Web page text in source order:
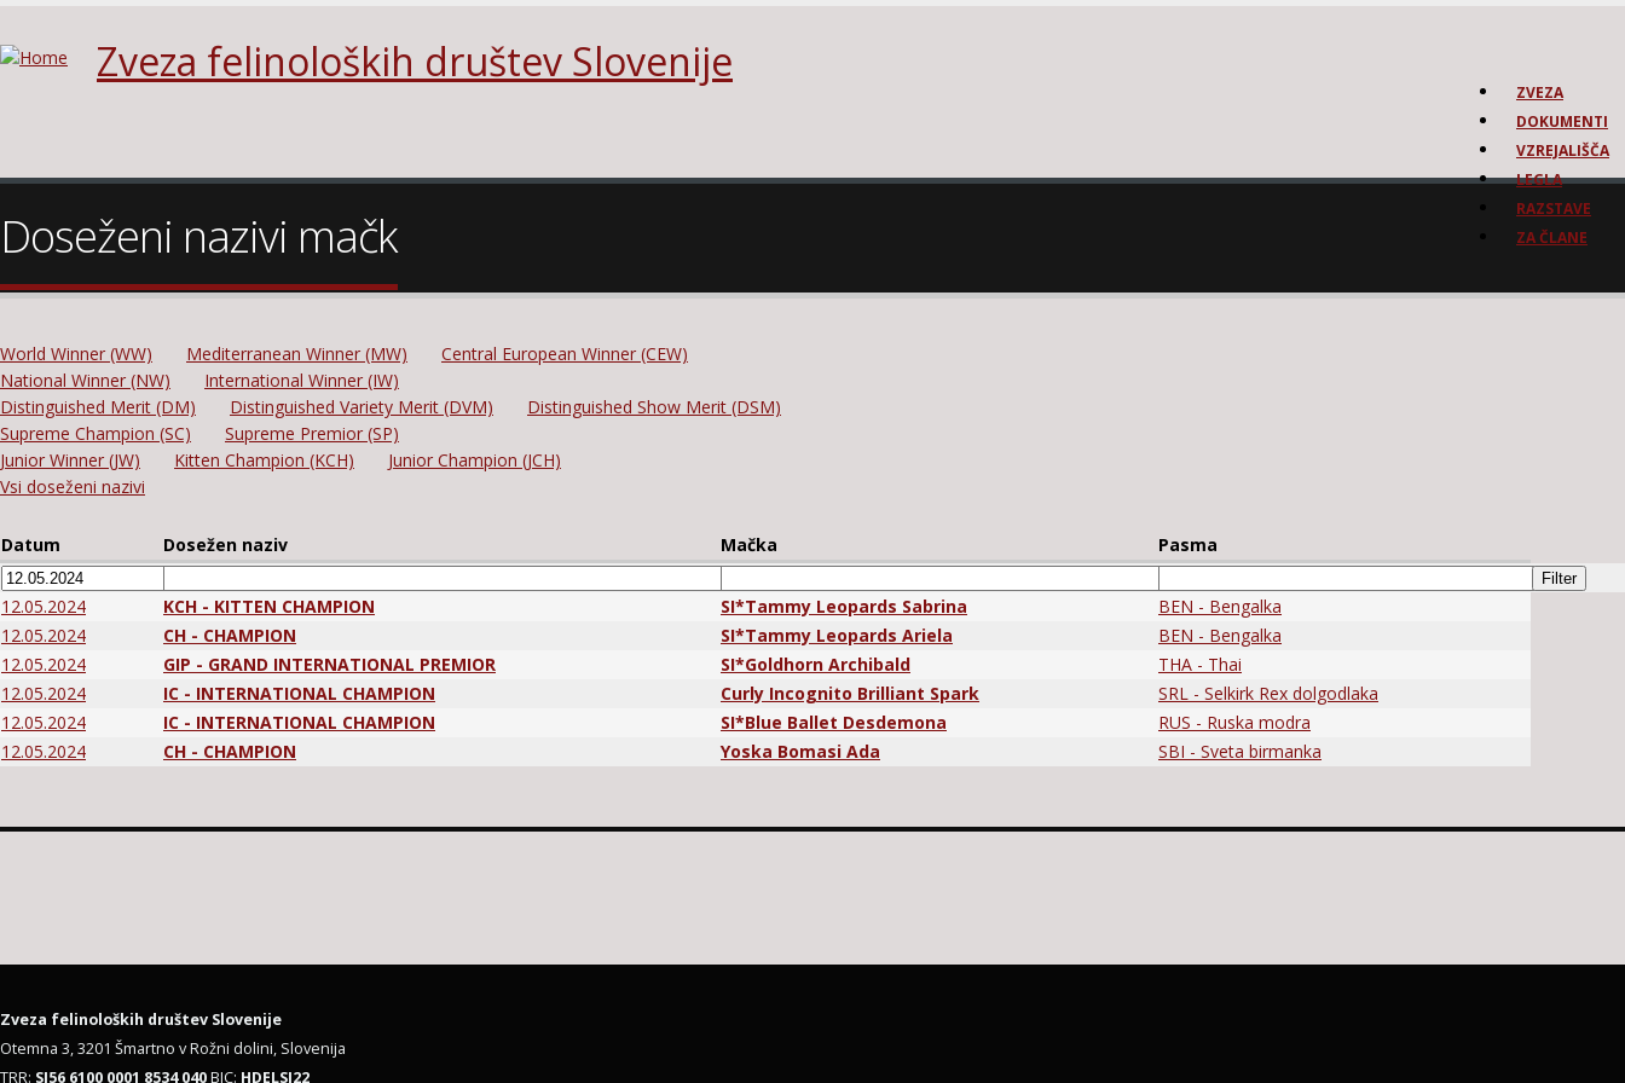
Zveza felinoloških društev Slovenije
ZVEZA
DOKUMENTI
VZREJALIŠČA
LEGLA
RAZSTAVE
ZA ČLANE
Doseženi nazivi mačk
World Winner (WW) Mediterranean Winner (MW)
Central European Winner (CEW)
National Winner (NW)
International Winner (IW)
Distinguished Merit (DM)
Distinguished Variety Merit (DVM)
Distinguished Show Merit (DSM)
Supreme Champion (SC)
Supreme Premior (SP)
Junior Winner (JW)
Kitten Champion (KCH)
Junior Champion (JCH)
Vsi doseženi nazivi
Datum Dosežen naziv Mačka Pasma
12.05.2024 KCH - KITTEN CHAMPION SI*Tammy Leopards Sabrina
BEN - Bengalka
12.05.2024
CH - CHAMPION SI*Tammy Leopards Ariela
BEN - Bengalka
12.05.2024
GIP - GRAND INTERNATIONAL PREMIOR SI*Goldhorn Archibald
THA - Thai
12.05.2024
IC - INTERNATIONAL CHAMPION Curly Incognito Brilliant Spark
SRL - Selkirk Rex dolgodlaka
12.05.2024
IC - INTERNATIONAL CHAMPION SI*Blue Ballet Desdemona
RUS - Ruska modra
12.05.2024
CH - CHAMPION Yoska Bomasi Ada SBI - Sveta birmanka
Zveza felinoloških društev Slovenije
Otemna 3, 3201 Šmartno v Rožni dolini, Slovenija
TRR: SI56 6100 0001 8534 040BIC: HDELSI22